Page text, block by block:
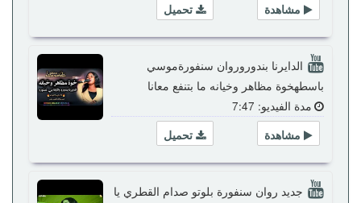
تحميل
مشاهدة
الدايرنا بندوروروان سنفورةموسي
باسطهخوة مظاهر وخيانه ما بتنفع معانا
مدة الفيديو: 7:47
تحميل
مشاهدة
جديد روان سنفورة بلوتو صدام القطري يا